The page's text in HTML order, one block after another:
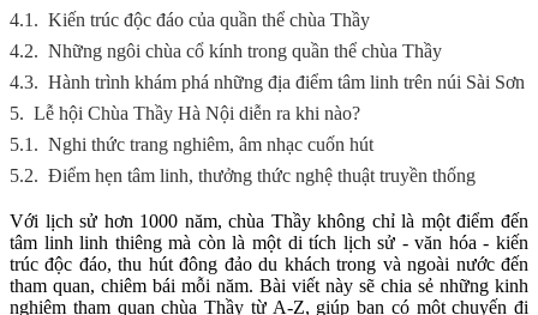
4.1. Kiến trúc độc đáo của quần thể chùa Thầy
4.2. Những ngôi chùa cổ kính trong quần thể chùa Thầy
4.3. Hành trình khám phá những địa điểm tâm linh trên núi Sài Sơn
5. Lễ hội Chùa Thầy Hà Nội diễn ra khi nào?
5.1. Nghi thức trang nghiêm, âm nhạc cuốn hút
5.2. Điểm hẹn tâm linh, thưởng thức nghệ thuật truyền thống
Với lịch sử hơn 1000 năm, chùa Thầy không chỉ là một điểm đến
tâm linh linh thiêng mà còn là một di tích lịch sử - văn hóa - kiến
trúc độc đáo, thu hút đông đảo du khách trong và ngoài nước đến
tham quan, chiêm bái mỗi năm. Bài viết này sẽ chia sẻ những kinh
nghiệm tham quan chùa Thầy từ A-Z, giúp bạn có một chuyến đi